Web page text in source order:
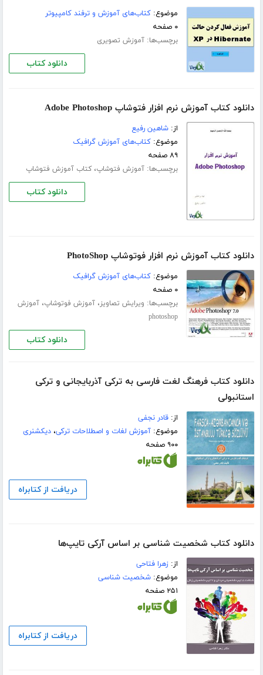
موضوع:کتاب‌های آموزش و ترفند کامپیوتر
۰ صفحه
برچسب‌ها:آموزش تصویری
دانلود کتاب
دانلود کتاب آموزش نرم افزار فتوشاپ Adobe Photoshop
از:شاهین رفیع
موضوع:کتاب‌های آموزش گرافیک
۸۹ صفحه
برچسب‌ها:آموزش فتوشاپ،کتاب آموزش فتوشاپ
دانلود کتاب
دانلود کتاب آموزش نرم افزار فوتوشاپ PhotoShop
موضوع:کتاب‌های آموزش گرافیک
۰ صفحه
برچسب‌ها: ویرایش تصاویز،آموزش فوتوشاپ،آموزش
photoshop
دانلود کتاب
دانلود کتاب فرهنگ لغت فارسی به ترکی آذربایجانی و ترکی
استانبولی
از:قادر نجفی
موضوع:آموزش لغات و اصطلاحات ترکی،دیکشنری
۹۰۰ صفحه
دریافت از کتابراه
دانلود کتاب شخصیت شناسی بر اساس آرکی تایپ‌ها
از:زهرا فتاحی
موضوع:شخصیت شناسی
۲۵۱ صفحه
دریافت از کتابراه